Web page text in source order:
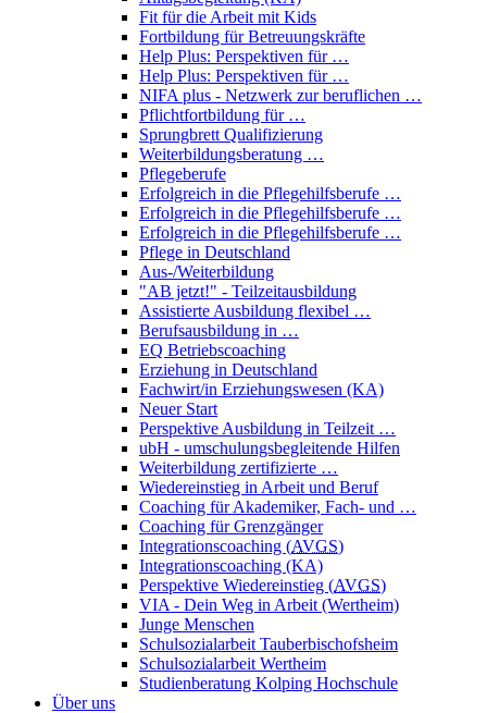
Fit für die Arbeit mit Kids
Fortbildung für Betreuungskräfte
Help Plus: Perspektiven für …
Help Plus: Perspektiven für …
NIFA plus - Netzwerk zur beruflichen …
Pflichtfortbildung für …
Sprungbrett Qualifizierung
Weiterbildungsberatung …
Pflegeberufe
Erfolgreich in die Pflegehilfsberufe …
Erfolgreich in die Pflegehilfsberufe …
Erfolgreich in die Pflegehilfsberufe …
Pflege in Deutschland
Aus-/Weiterbildung
"AB jetzt!" - Teilzeitausbildung
Assistierte Ausbildung flexibel …
Berufsausbildung in …
EQ Betriebscoaching
Erziehung in Deutschland
Fachwirt/in Erziehungswesen (KA)
Neuer Start
Perspektive Ausbildung in Teilzeit …
ubH - umschulungsbegleitende Hilfen
Weiterbildung zertifizierte …
Wiedereinstieg in Arbeit und Beruf
Coaching für Akademiker, Fach- und …
Coaching für Grenzgänger
Integrationscoaching (AVGS)
Integrationscoaching (KA)
Perspektive Wiedereinstieg (AVGS)
VIA - Dein Weg in Arbeit (Wertheim)
Junge Menschen
Schulsozialarbeit Tauberbischofsheim
Schulsozialarbeit Wertheim
Studienberatung Kolping Hochschule
Über uns